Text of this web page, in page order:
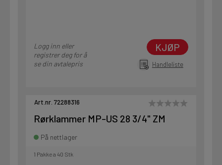
Logg inn eller
registrer deg for å
se din avtalepris
KJØP
Handleliste
Art.nr. 72288316
Rørklammer MP-US 28 3/4" ZM
På nettlager
1 Pakke a 40 Stk